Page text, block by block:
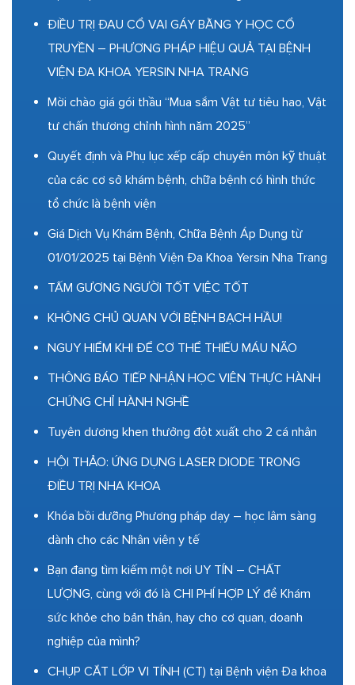
ĐIỀU TRỊ ĐAU CỔ VAI GÁY BẰNG Y HỌC CỔ
TRUYỀN – PHƯƠNG PHÁP HIỆU QUẢ TẠI BỆNH
VIỆN ĐA KHOA YERSIN NHA TRANG
Mời chào giá gói thầu “Mua sắm Vật tư tiêu hao, Vật
tư chấn thương chỉnh hình năm 2025”
Quyết định và Phụ lục xếp cấp chuyên môn kỹ thuật
của các cơ sở khám bệnh, chữa bệnh có hình thức
tổ chức là bệnh viện
Giá Dịch Vụ Khám Bệnh, Chữa Bệnh Áp Dụng từ
01/01/2025 tại Bệnh Viện Đa Khoa Yersin Nha Trang
TẤM GƯƠNG NGƯỜI TỐT VIỆC TỐT
KHÔNG CHỦ QUAN VỚI BỆNH BẠCH HẦU!
NGUY HIỂM KHI ĐỂ CƠ THỂ THIẾU MÁU NÃO
THÔNG BÁO TIẾP NHẬN HỌC VIÊN THỰC HÀNH
CHỨNG CHỈ HÀNH NGHỀ
Tuyên dương khen thưởng đột xuất cho 2 cá nhân
HỘI THẢO: ỨNG DỤNG LASER DIODE TRONG
ĐIỀU TRỊ NHA KHOA
Khóa bồi dưỡng Phương pháp dạy – học lâm sàng
dành cho các Nhân viên y tế
Bạn đang tìm kiếm một nơi UY TÍN – CHẤT
LƯỢNG, cùng với đó là CHI PHÍ HỢP LÝ để Khám
sức khỏe cho bản thân, hay cho cơ quan, doanh
nghiệp của mình?
CHỤP CẮT LỚP VI TÍNH (CT) tại Bệnh viện Đa khoa